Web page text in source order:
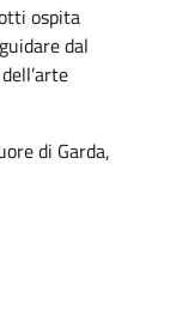
ospita
dal
di Garda,